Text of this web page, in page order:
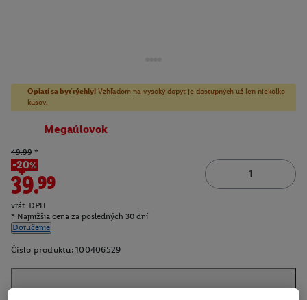
Oplatí sa byť rýchly! Vzhľadom na vysoký dopyt je dostupných už len niekoľko
kusov.
Megaúlovok
49.99 *
-20%
39.99
vrát. DPH
* Najnižšia cena za posledných 30 dní
Doručenie
Číslo produktu: 100406529